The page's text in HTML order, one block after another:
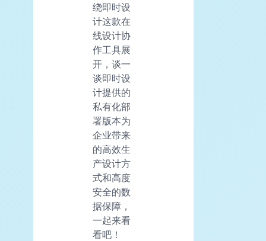
绕即时设
计这款在
线设计协
作工具展
开，谈一
谈即时设
计提供的
私有化部
署版本为
企业带来
的高效生
产设计方
式和高度
安全的数
据保障，
一起来看
看吧！